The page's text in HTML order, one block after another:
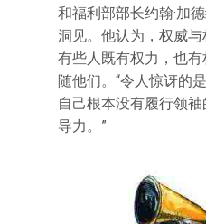
和福利部部长约翰·加
洞见。他认为，权威与
有些人既有权力，也
随他们。“令人惊讶的
自己根本没有履行领
导力。”